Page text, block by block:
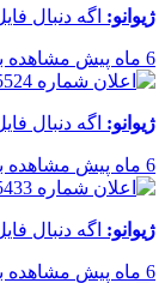
ژیوانو: اگه دنبال
6 ماه پیش مشاهده
ژیوانو: اگه دنبال
6 ماه پیش مشاهده
ژیوانو: اگه دنبال
6 ماه پیش مشاهده